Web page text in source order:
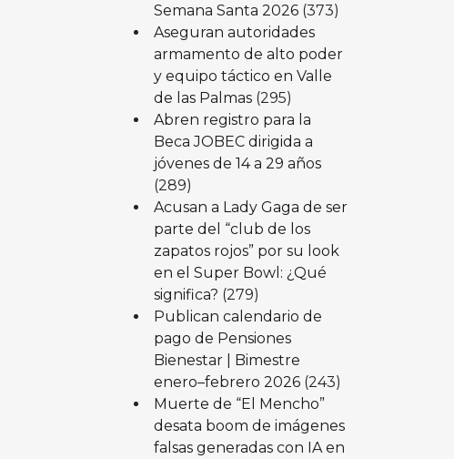
Semana Santa 2026 (373)
Aseguran autoridades
armamento de alto poder
y equipo táctico en Valle
de las Palmas (295)
Abren registro para la
Beca JOBEC dirigida a
jóvenes de 14 a 29 años
(289)
Acusan a Lady Gaga de ser
parte del “club de los
zapatos rojos” por su look
en el Super Bowl: ¿Qué
significa? (279)
Publican calendario de
pago de Pensiones
Bienestar | Bimestre
enero–febrero 2026 (243)
Muerte de “El Mencho”
desata boom de imágenes
falsas generadas con IA en